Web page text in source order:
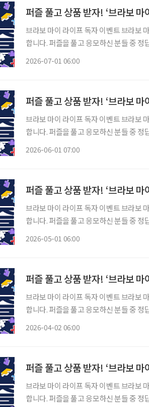
퍼즐 풀고 상품 받자! ‘브라보 마
브라보 마이 라이프 독자 이벤트 브라보 마이 라이프에서는 월 1회 가로세로 낱말퍼즐을 연재
합니다. 퍼즐을 풀고 응모하신 분들 중
2026-07-01 06:00
퍼즐 풀고 상품 받자! ‘브라보 마
브라보 마이 라이프 독자 이벤트 브라보 마이 라이프에서는 월 1회 가로세로 낱말퍼즐을 연재
합니다. 퍼즐을 풀고 응모하신 분들 중
2026-06-01 07:00
퍼즐 풀고 상품 받자! ‘브라보 마
브라보 마이 라이프 독자 이벤트 브라보 마이 라이프에서는 월 1회 가로세로 낱말퍼즐을 연재
합니다. 퍼즐을 풀고 응모하신 분들 중
2026-05-01 06:00
퍼즐 풀고 상품 받자! ‘브라보 마
브라보 마이 라이프 독자 이벤트 브라보 마이 라이프에서는 월 1회 가로세로 낱말퍼즐을 연재
합니다. 퍼즐을 풀고 응모하신 분들 중
2026-04-02 06:00
퍼즐 풀고 상품 받자! ‘브라보 마
브라보 마이 라이프 독자 이벤트 브라보 마이 라이프에서는 월 1회 가로세로 낱말퍼즐을 연재
합니다. 퍼즐을 풀고 응모하신 분들 중